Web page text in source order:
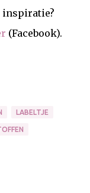
inspiratie?
(Facebook).
LABELTJE